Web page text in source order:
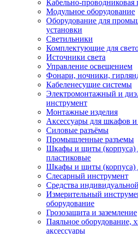
Кабельно-проводниковая
Модульное оборудование
Оборудование для
установки
Светильники
Комплектующие для
Источники света
Управление освещением
Фонари, ночники,
Кабеленесущие системы
Электромонтажный и
инструмент
Монтажные изделия
Аксессуары для шкафов
Силовые разъёмы
Промышленные разъемы
Шкафы и щиты (корпуса)
пластиковые
Шкафы и щиты (корпуса)
Слесарный инструмент
Средства
Измерительный
оборудование
Грозозащита и заземление
Паяльное оборудование,
аксессуары